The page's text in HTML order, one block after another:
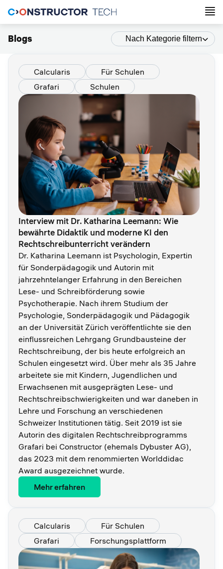
Blogs Nach Kategorie filtern
Calcularis
Für Schulen
Grafari
Schulen
Interview mit Dr. Katharina Leemann: Wie
bewährte Didaktik und moderne KI den
Rechtschreibunterricht verändern
Dr. Katharina Leemann ist Psychologin, Expertin
für Sonderpädagogik und Autorin mit
jahrzehntelanger Erfahrung in den Bereichen
Lese- und Schreibförderung sowie
Psychotherapie. Nach ihrem Studium der
Psychologie, Sonderpädagogik und Pädagogik
an der Universität Zürich veröffentlichte sie den
einflussreichen Lehrgang Grundbausteine der
Rechtschreibung, der bis heute erfolgreich an
Schulen eingesetzt wird. Über mehr als 35 Jahre
arbeitete sie mit Kindern, Jugendlichen und
Erwachsenen mit ausgeprägten Lese- und
Rechtschreibschwierigkeiten und war daneben in
Lehre und Forschung an verschiedenen
Schweizer Institutionen tätig. Seit 2019 ist sie
Autorin des digitalen Rechtschreibprogramms
Grafari bei Constructor (ehemals Dybuster AG),
das 2023 mit dem renommierten Worlddidac
Award ausgezeichnet wurde.
Mehr erfahren
Calcularis
Für Schulen
Grafari
Forschungsplattform